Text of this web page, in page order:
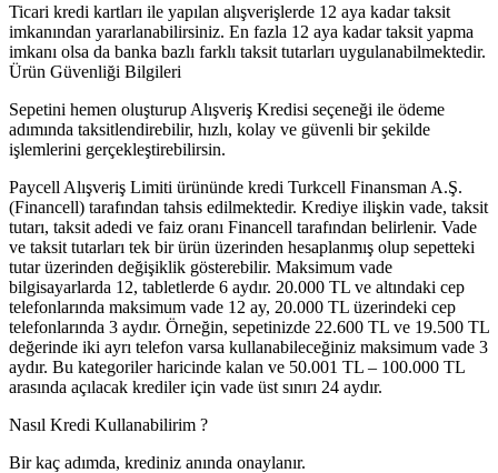
Ticari kredi kartları ile yapılan alışverişlerde 12 aya kadar taksit
imkanından yararlanabilirsiniz. En fazla 12 aya kadar taksit yapma
imkanı olsa da banka bazlı farklı taksit tutarları uygulanabilmektedir.
Ürün Güvenliği Bilgileri
Sepetini hemen oluşturup Alışveriş Kredisi seçeneği ile ödeme
adımında taksitlendirebilir, hızlı, kolay ve güvenli bir şekilde
işlemlerini gerçekleştirebilirsin.
Paycell Alışveriş Limiti ürününde kredi Turkcell Finansman A.Ş.
(Financell) tarafından tahsis edilmektedir. Krediye ilişkin vade, taksit
tutarı, taksit adedi ve faiz oranı Financell tarafından belirlenir. Vade
ve taksit tutarları tek bir ürün üzerinden hesaplanmış olup sepetteki
tutar üzerinden değişiklik gösterebilir. Maksimum vade
bilgisayarlarda 12, tabletlerde 6 aydır. 20.000 TL ve altındaki cep
telefonlarında maksimum vade 12 ay, 20.000 TL üzerindeki cep
telefonlarında 3 aydır. Örneğin, sepetinizde 22.600 TL ve 19.500 TL
değerinde iki ayrı telefon varsa kullanabileceğiniz maksimum vade 3
aydır. Bu kategoriler haricinde kalan ve 50.001 TL – 100.000 TL
arasında açılacak krediler için vade üst sınırı 24 aydır.
Nasıl Kredi Kullanabilirim ?
Bir kaç adımda, krediniz anında onaylanır.